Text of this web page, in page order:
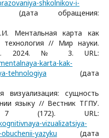
shkolnikov-i-
(дата обращения:
Ментальная карта как
технология // Мир науки.
2024. № 3. URL:
karta-kak-
tehnologiya (дата
визуализация: сущность
языку // Вестник ТГПУ.
URL:
vizualizatsiya-
yazyku (дата